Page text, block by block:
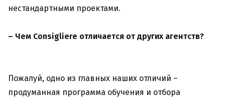
нестандартными проектами.
– Чем Consigliere отличается от других агентств?
Пожалуй, одно из главных наших отличий –
продуманная программа обучения и отбора